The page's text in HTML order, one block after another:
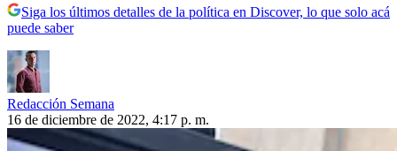
Siga los últimos detalles de la política en Discover, lo que solo acá
puede saber
Redacción Semana
16 de diciembre de 2022, 4:17 p. m.